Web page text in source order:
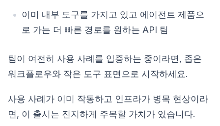
이미 내부 도구를 가지고 있고 에이전트 제품으
로 가는 더 빠른 경로를 원하는 API 팀
팀이 여전히 사용 사례를 입증하는 중이라면, 좁은
워크플로우와 작은 도구 표면으로 시작하세요.
사용 사례가 이미 작동하고 인프라가 병목 현상이라
면, 이 출시는 진지하게 주목할 가치가 있습니다.